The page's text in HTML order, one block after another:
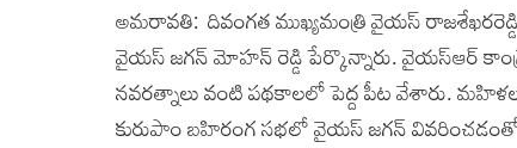
అమ‌రావ‌తి: దివంగ‌త ముఖ్య‌మంత్రి వైయ‌స్
వైయ‌స్ జ‌గ‌న్ మోహ‌న్ రెడ్డి పేర్కొన్నారు. వైయ‌స్ఆర్
న‌వ‌ర‌త్నాలు వంటి ప‌థ‌కాల‌లో పెద్ద పీట వేశారు.
కురుపాం బ‌హిరంగ స‌భ‌లో వైయ‌స్ జ‌గ‌న్ వివ‌రించ‌డంతో